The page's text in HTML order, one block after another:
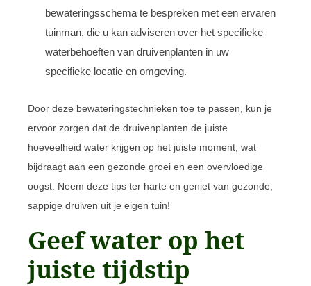
bewateringsschema te bespreken met een ervaren
tuinman, die u kan adviseren over het specifieke
waterbehoeften van druivenplanten in uw
specifieke locatie en omgeving.
Door deze bewateringstechnieken toe te passen, kun je
ervoor zorgen dat de druivenplanten de juiste
hoeveelheid water krijgen op het juiste moment, wat
bijdraagt aan een gezonde groei en een overvloedige
oogst. Neem deze tips ter harte en geniet van gezonde,
sappige druiven uit je eigen tuin!
Geef water op het
juiste tijdstip